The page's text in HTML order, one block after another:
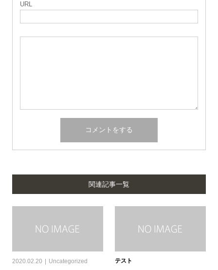
URL
関連記事一覧
2020.02.20 Uncategorized
テスト